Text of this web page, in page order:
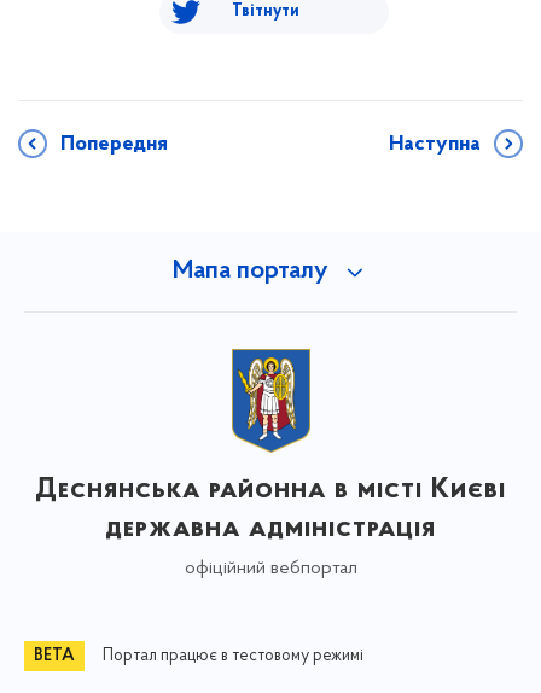
Твітнути
Попередня Наступна
Мапа порталу
Деснянська районна в місті Києві
державна адміністрація
офіційний вебпортал
Портал працює в тестовому режимі